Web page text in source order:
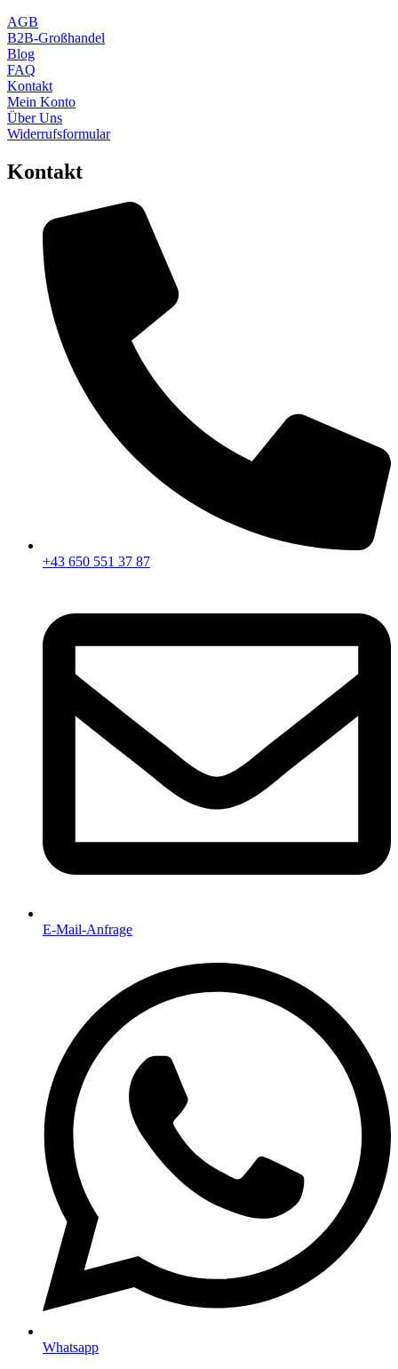
AGB
B2B-Großhandel
Blog
FAQ
Kontakt
Mein Konto
Über Uns
Widerrufsformular
Kontakt
+43 650 551 37 87
E-Mail-Anfrage
Whatsapp